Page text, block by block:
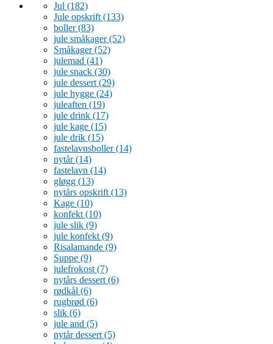
Jul (182)
Jule opskrift (133)
boller(83)
jule småkager(52)
Småkager(52)
julemad (41)
jule snack (30)
jule dessert (29)
jule hygge (24)
juleaften (19)
jule drink (17)
jule kage (15)
jule drik (15)
fastelavnsboller(14)
nytår(14)
fastelavn (14)
gløgg (13)
nytårs opskrift (13)
Kage (10)
konfekt (10)
jule slik (9)
jule konfekt (9)
Risalamande (9)
Suppe (9)
julefrokost (7)
nytårs dessert (6)
rødkål (6)
rugbrød (6)
slik (6)
jule and (5)
nytår dessert (5)